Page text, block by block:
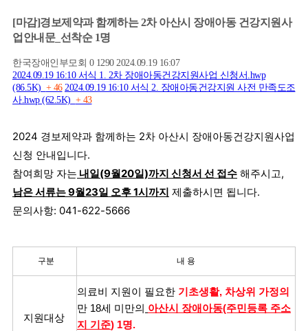
[마감]경보제약과 함께하는 2차 아산시 장애아동 건강지원사
업안내문_선착순 1명
한국장애인부모회 0 1290 2024.09.19 16:07
2024.09.19 16:10서식 1. 2차 장애아동건강지원사업 신청서.hwp
(86.5K) + 46 2024.09.19 16:10서식 2. 장애아동건강지원 사전 만족도조
사.hwp (62.5K) + 43
2024 경보제약과 함께하는 2차 아산시 장애아동건강지원사업
신청 안내입니다.
참여희망 자는 내일(9월20일)까지 신청서 선 접수 해주시고,
남은 서류는 9월23일 오후 1시까지 제출하시면 됩니다.
문의사항: 041-622-5666
구분 내 용
지원대상
의료비 지원이 필요한 기초생활, 차상위 가정의
만 18세 미만의 아산시 장애아동(주민등록 주소
지 기준) 1명.